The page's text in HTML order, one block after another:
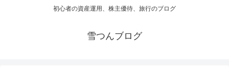
初心者の資産運用、株主優待、旅行のブログ
雪つんブログ